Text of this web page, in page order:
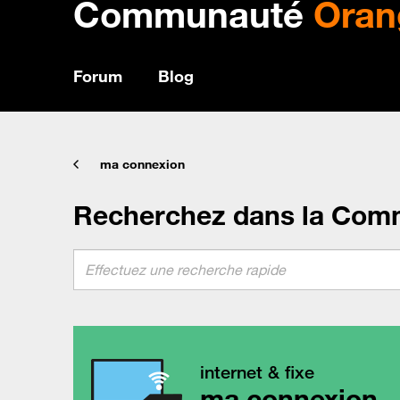
Communauté
Forum Blog
ma connexion
Recherchez dans la
internet & fixe